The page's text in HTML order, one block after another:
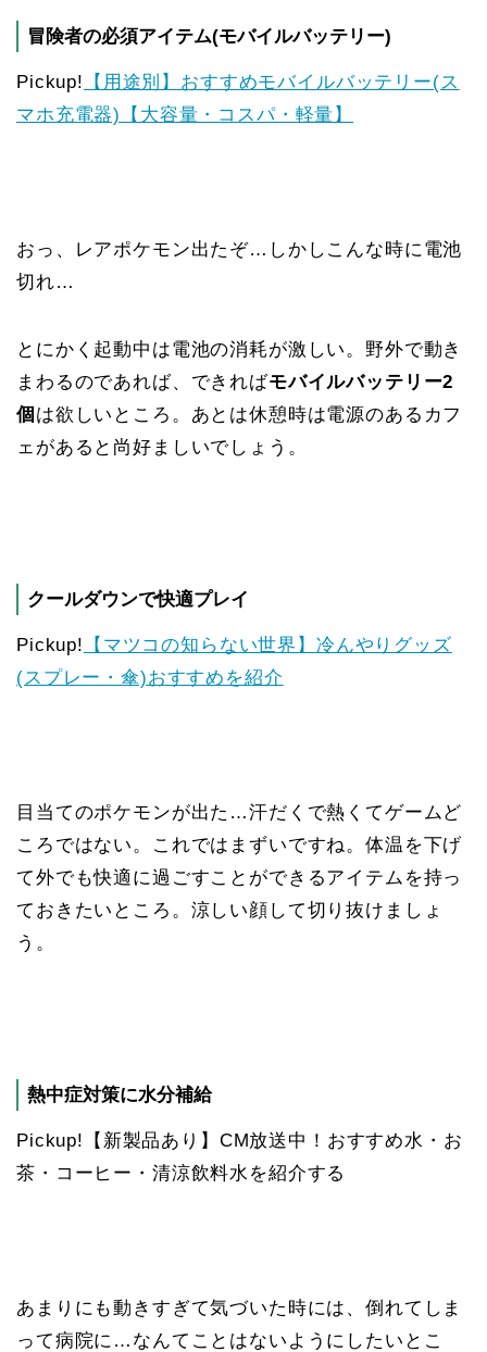
冒険者の必須アイテム(モバイルバッテリー)
Pickup! 【用途別】おすすめモバイルバッテリー(ス
マホ充電器)【大容量・コスパ・軽量】
おっ、レアポケモン出たぞ…しかしこんな時に電池
切れ…
とにかく起動中は電池の消耗が激しい。野外で動き
まわるのであれば、できればモバイルバッテリー2
個 は欲しいところ。あとは休憩時は電源のあるカフ
ェがあると尚好ましいでしょう。
クールダウンで快適プレイ
Pickup! 【マツコの知らない世界】冷んやりグッズ
(スプレー・傘)おすすめを紹介
目当てのポケモンが出た…汗だくで熱くてゲームど
ころではない。これではまずいですね。体温を下げ
て外でも快適に過ごすことができるアイテムを持っ
ておきたいところ。涼しい顔して切り抜けましょ
う。
熱中症対策に水分補給
Pickup! 【新製品あり】CM放送中！おすすめ水・お
茶・コーヒー・清涼飲料水を紹介する
あまりにも動きすぎて気づいた時には、倒れてしま
って病院に…なんてことはないようにしたいとこ